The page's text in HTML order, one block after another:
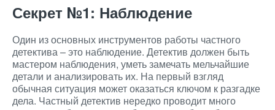
Секрет №1: Наблюдение
Один из основных инструментов работы частного
детектива – это наблюдение. Детектив должен быть
мастером наблюдения, уметь замечать мельчайшие
детали и анализировать их. На первый взгляд
обычная ситуация может оказаться ключом к разгадке
дела. Частный детектив нередко проводит много